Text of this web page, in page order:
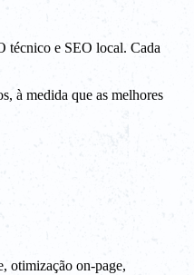
técnico e SEO local. Cada
à medida que as melhores
otimização on-page,